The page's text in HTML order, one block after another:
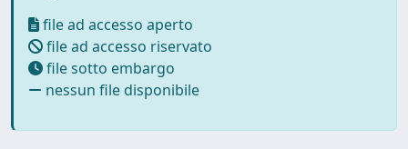
file ad accesso aperto
file ad accesso riservato
file sotto embargo
nessun file disponibile